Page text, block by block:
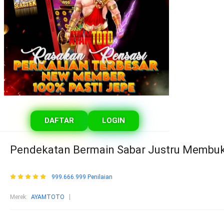
DAFTAR LOGIN
Pendekatan Bermain Sabar Justru
999.666.999 Penilaian
Merek: AYAMTOTO